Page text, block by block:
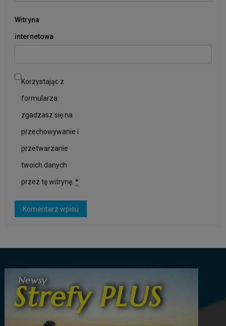
Witryna
internetowa
Korzystając z
formularza
zgadzasz się na
przechowywanie i
przetwarzanie
twoich danych
przez tę witrynę. *